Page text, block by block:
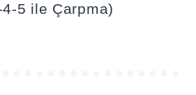
5 ile Çarpma)